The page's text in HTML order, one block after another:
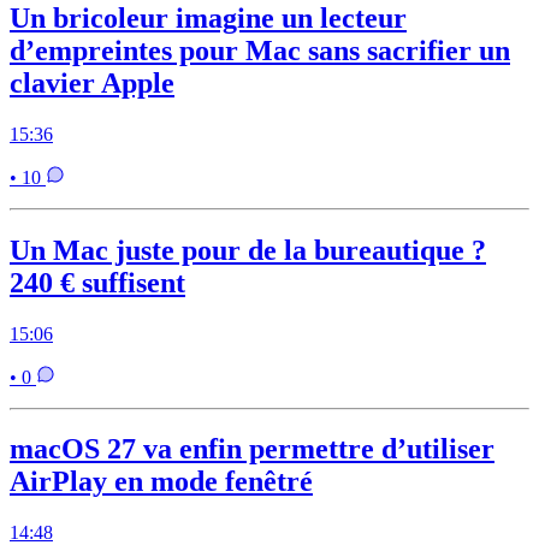
Un bricoleur imagine un lecteur
d’empreintes pour Mac sans sacrifier un
clavier Apple
15:36
• 10
Un Mac juste pour de la bureautique ?
240 € suffisent
15:06
• 0
macOS 27 va enfin permettre d’utiliser
AirPlay en mode fenêtré
14:48